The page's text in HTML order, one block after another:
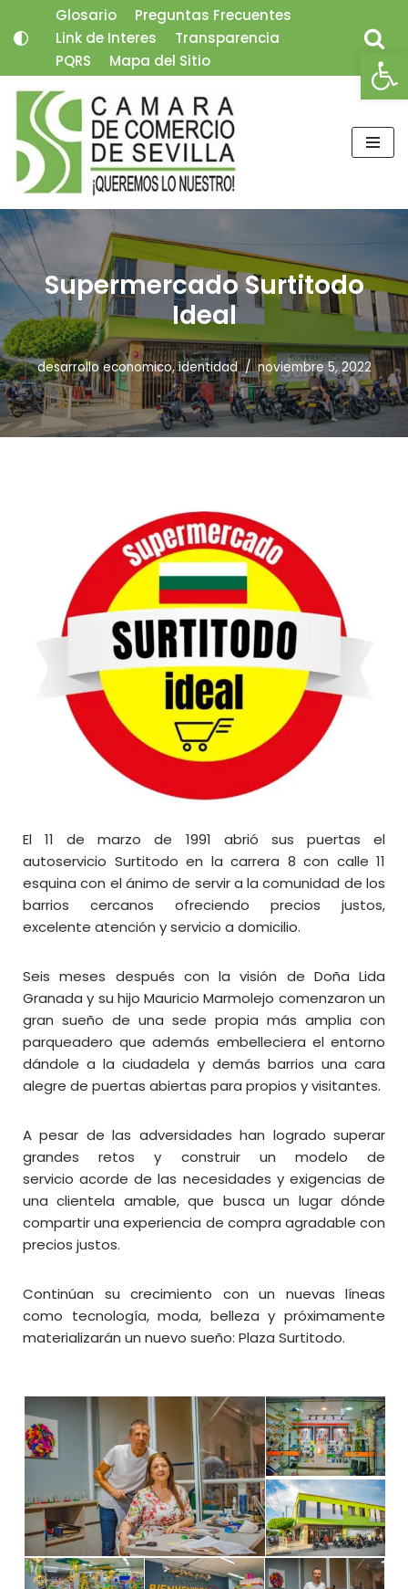
Saltar
contenido
Glosario
Preguntas Frecuentes
Link de Interes
Transparencia
PQRS
Mapa del Sitio
Supermercado Surtitodo
Ideal
desarrollo economico,identidad noviembre 5, 2022
El 11 de marzo de 1991 abrió sus puertas el
autoservicio Surtitodo en la carrera 8 con calle 11
esquina con el ánimo de servir a la comunidad de los
barrios cercanos ofreciendo precios justos,
excelente atención y servicio a domicilio.
Seis meses después con la visión de Doña Lida
Granada y su hijo Mauricio Marmolejo comenzaron un
gran sueño de una sede propia más amplia con
parqueadero que además embelleciera el entorno
dándole a la ciudadela y demás barrios una cara
alegre de puertas abiertas para propios y visitantes.
A pesar de las adversidades han logrado superar
grandes retos y construir un modelo de
servicio acorde de las necesidades y exigencias de
una clientela amable, que busca un lugar dónde
compartir una experiencia de compra agradable con
precios justos.
Continúan su crecimiento con un nuevas líneas
como tecnología, moda, belleza y próximamente
materializarán un nuevo sueño: Plaza Surtitodo.